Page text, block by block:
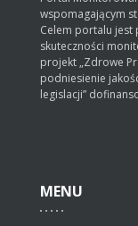
wspomagającym
Celem portalu jest
skuteczności
projekt „Zdrowe
podniesienie
legislacji”
MENU